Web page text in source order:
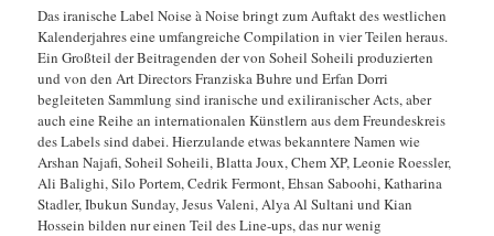
Das iranische Label Noise à Noise bringt zum Auftakt des westlichen
Kalenderjahres eine umfangreiche Compilation in vier Teilen heraus.
Ein Großteil der Beitragenden der von Soheil Soheili produzierten
und von den Art Directors Franziska Buhre und Erfan Dorri
begleiteten Sammlung sind iranische und exiliranischer Acts, aber
auch eine Reihe an internationalen Künstlern aus dem Freundeskreis
des Labels sind dabei. Hierzulande etwas bekanntere Namen wie
Arshan Najafi, Soheil Soheili, Blatta Joux, Chem XP, Leonie Roessler,
Ali Balighi, Silo Portem, Cedrik Fermont, Ehsan Saboohi, Katharina
Stadler, Ibukun Sunday, Jesus Valeni, Alya Al Sultani und Kian
Hossein bilden nur einen Teil des Line-ups, das nur wenig